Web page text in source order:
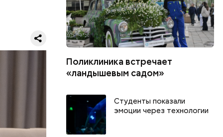
центра
Поликлиника встречает
«ландышевым садом»
Студенты показали
эмоции через технологии